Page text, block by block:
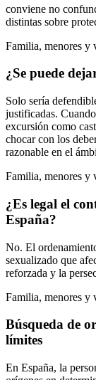
conviene no
distintas sobre
Familia, menores y
¿Se puede
Solo sería
justificadas.
excursión como
chocar con los
razonable en el
Familia, menores y
¿Es legal el
España?
No. El
sexualizado que
reforzada y la
Familia, menores y
Búsqueda de
límites
En España, la